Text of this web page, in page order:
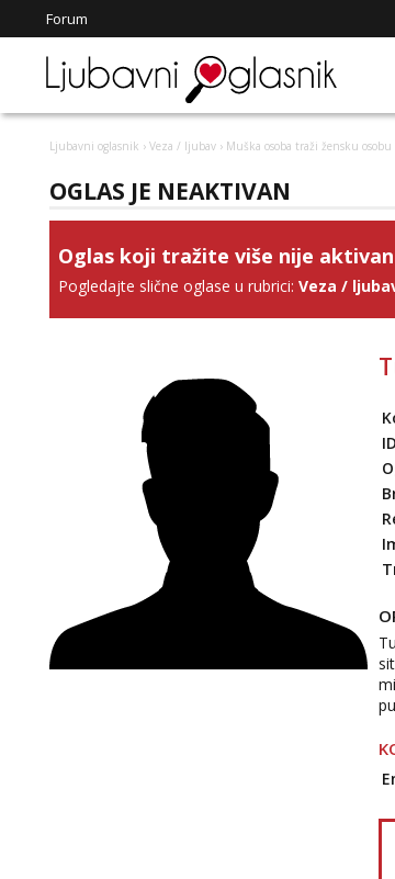
Forum
Ljubavni oglasnik › Veza / ljubav › Muška osoba traži žensku osobu
OGLAS JE NEAKTIVAN
Oglas koji tražite više nije aktivan
Pogledajte slične oglase u rubrici: Veza /